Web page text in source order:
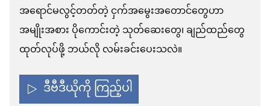
အရောင်မလွင့်တတ်တဲ့ ငှက်အမွေးအတောင်တွေဟာ
အမျိုးအစား ပိုကောင်းတဲ့ သုတ်ဆေးတွေ၊ ချည်ထည်တွေ
ထုတ်လုပ်ဖို့ ဘယ်လို လမ်းခင်းပေးသလဲ။
ဒီဗီဒီယိုကို ကြည့်ပါ